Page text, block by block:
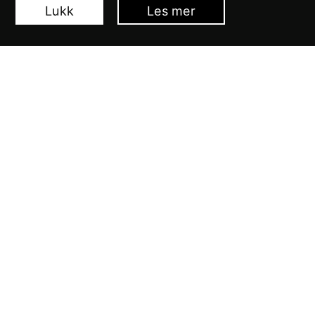
Medlemskap
Lukk Les mer